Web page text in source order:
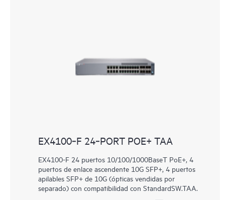
EX4100‑F 24‑PORT POE+ TAA
EX4100-F 24 puertos 10/100/1000BaseT PoE+, 4
puertos de enlace ascendente 10G SFP+, 4 puertos
apilables SFP+ de 10G (ópticas vendidas por
separado) con compatibilidad con StandardSW.TAA.